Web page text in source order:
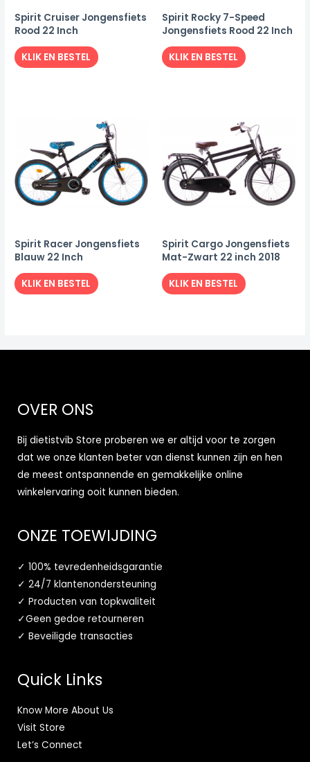
Spirit Cruiser Jongensfiets
Rood 22 Inch
KLIK EN BESTEL
Spirit Rocky 7-Speed
Jongensfiets Rood 22 Inch
KLIK EN BESTEL
Spirit Racer Jongensfiets
Blauw 22 Inch
KLIK EN BESTEL
Spirit Cargo Jongensfiets
Mat-Zwart 22 inch 2018
KLIK EN BESTEL
OVER ONS
Bij dietistvib Store proberen we er altijd voor te zorgen
dat we onze klanten beter van dienst kunnen zijn en hen
de meest ontspannende en gemakkelijke online
winkelervaring ooit kunnen bieden.
ONZE TOEWIJDING
✓ 100% tevredenheidsgarantie
✓ 24/7 klantenondersteuning
✓ Producten van topkwaliteit
✓Geen gedoe retourneren
✓ Beveiligde transacties
Quick Links
Know More About Us
Visit Store
Let’s Connect